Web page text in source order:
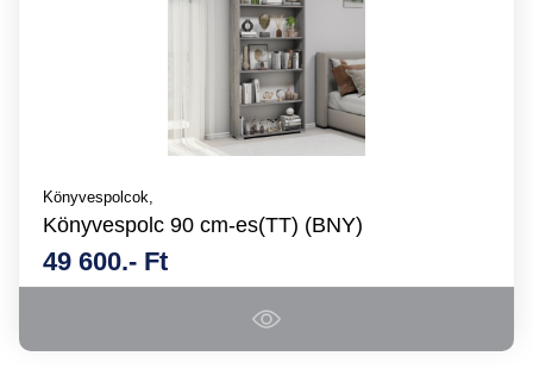
Könyvespolcok,
Könyvespolc 90 cm-es(TT) (BNY)
49 600.- Ft